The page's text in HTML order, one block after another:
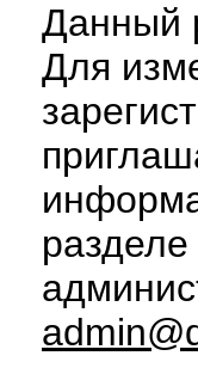
Данный
Для